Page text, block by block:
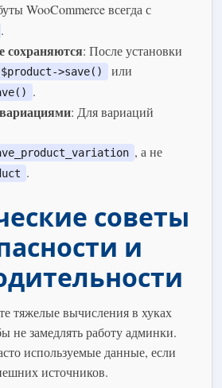
WooCommerce всегда с
.
сохраняются: После установки
$product->save() или
.
: Для вариаций
, а не
.
советы
и
тяжелые вычисления в хуках
не замедлять работу админки.
используемые данные, если
источников.